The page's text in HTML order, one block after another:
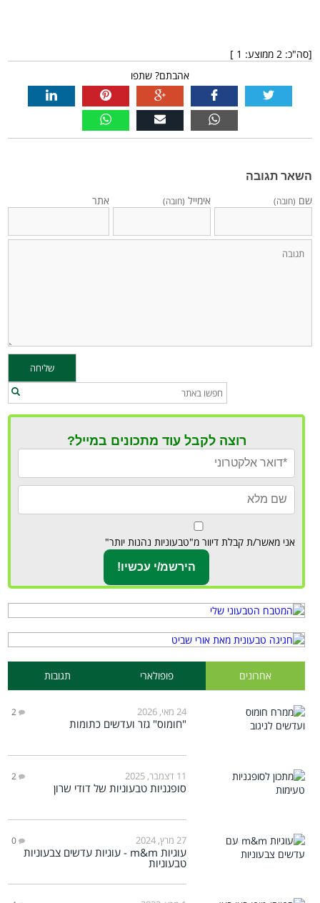
[סה"כ: 2 ממוצע: 1
]
אהבתם? שתפו
השאר תגובה
שם (חובה) אימייל (חובה) אתר
רוצה לקבל עוד מתכונים במייל?
אני מאשר/ת קבלת דיוור מ"טבעוניות נהנות יותר"
אחרונים פופולארי תגובות
24 מאי, 2026 2
"חומוס" גזר ועדשים כתומות
11 דצמבר, 2025 2
סופגניות טבעוניות של דודי שרון
27 מרץ, 2024 0
עוגיות m&m - עוגיות עדשים צבעוניות
טבעוניות